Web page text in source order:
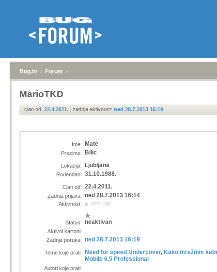
Bug.hr » Forum »
MarioTKD
clan od: 22.4.2011. | zadnja aktivnost: ned 28.7.2013 16:19
Ime: Mate
Prezime: Bilic
Lokacija: Ljubljana
Rođendan: 31.10.1988.
Clan od: 22.4.2011.
Zadnja prijava: ned 28.7.2013 16:14
Aktivnost: OFFLINE
Status: neaktivan
Aktivni kartoni:
Zadnja poruka: ned 28.7.2013 16:19
Teme koje prati: Need for speed Undercover, Kako mrežnim
Mobile 6.5 Professional
Autori koje prati: